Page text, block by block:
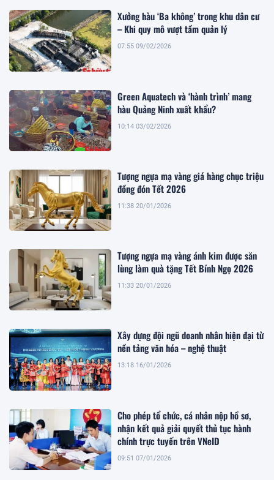
Xưởng hàu ‘Ba không’ trong khu dân cư
– Khi quy mô vượt tầm quản lý
07:55 09/02/2026
Green Aquatech và ‘hành trình’ mang
hàu Quảng Ninh xuất khẩu?
10:14 03/02/2026
Tượng ngựa mạ vàng giá hàng chục triệu
đồng đón Tết 2026
11:38 20/01/2026
Tượng ngựa mạ vàng ánh kim được săn
lùng làm quà tặng Tết Bính Ngọ 2026
11:33 20/01/2026
Xây dựng đội ngũ doanh nhân hiện đại từ
nền tảng văn hóa – nghệ thuật
13:18 16/01/2026
Cho phép tổ chức, cá nhân nộp hồ sơ,
nhận kết quả giải quyết thủ tục hành
chính trực tuyến trên VNeID
09:51 07/01/2026